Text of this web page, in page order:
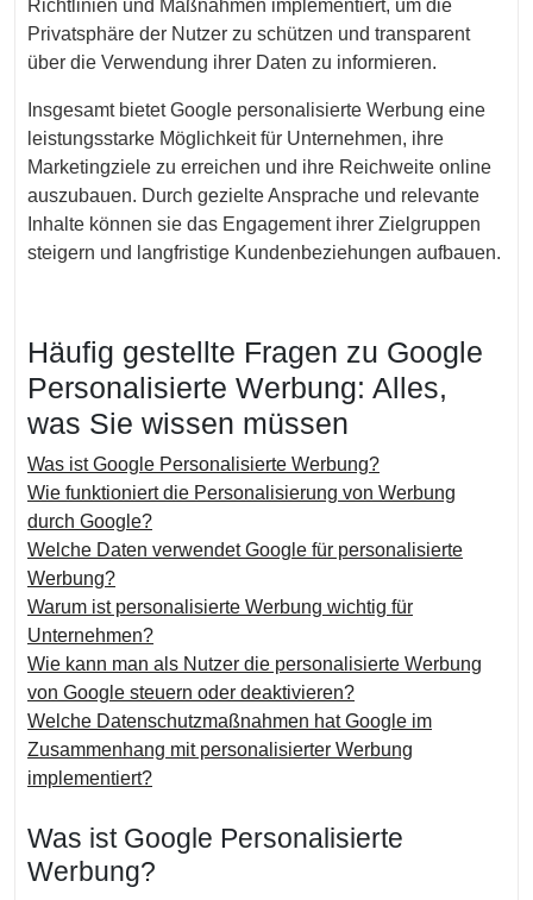
Richtlinien und Maßnahmen implementiert, um die
Privatsphäre der Nutzer zu schützen und transparent
über die Verwendung ihrer Daten zu informieren.
Insgesamt bietet Google personalisierte Werbung eine
leistungsstarke Möglichkeit für Unternehmen, ihre
Marketingziele zu erreichen und ihre Reichweite online
auszubauen. Durch gezielte Ansprache und relevante
Inhalte können sie das Engagement ihrer Zielgruppen
steigern und langfristige Kundenbeziehungen aufbauen.
Häufig gestellte Fragen zu Google
Personalisierte Werbung: Alles,
was Sie wissen müssen
Was ist Google Personalisierte Werbung?
Wie funktioniert die Personalisierung von Werbung
durch Google?
Welche Daten verwendet Google für personalisierte
Werbung?
Warum ist personalisierte Werbung wichtig für
Unternehmen?
Wie kann man als Nutzer die personalisierte Werbung
von Google steuern oder deaktivieren?
Welche Datenschutzmaßnahmen hat Google im
Zusammenhang mit personalisierter Werbung
implementiert?
Was ist Google Personalisierte
Werbung?